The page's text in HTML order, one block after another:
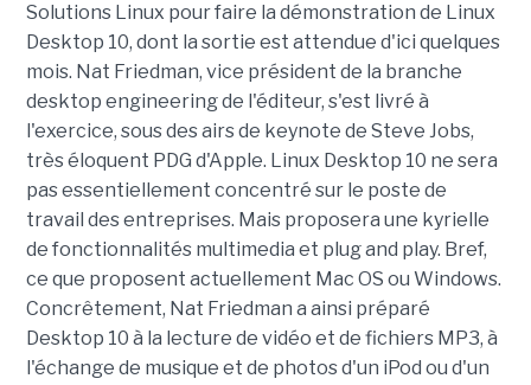
Solutions Linux pour faire la démonstration de Linux
Desktop 10, dont la sortie est attendue d'ici quelques
mois. Nat Friedman, vice président de la branche
desktop engineering de l'éditeur, s'est livré à
l'exercice, sous des airs de keynote de Steve Jobs,
très éloquent PDG d'Apple. Linux Desktop 10 ne sera
pas essentiellement concentré sur le poste de
travail des entreprises. Mais proposera une kyrielle
de fonctionnalités multimedia et plug and play. Bref,
ce que proposent actuellement Mac OS ou Windows.
Concrêtement, Nat Friedman a ainsi préparé
Desktop 10 à la lecture de vidéo et de fichiers MP3, à
l'échange de musique et de photos d'un iPod ou d'un